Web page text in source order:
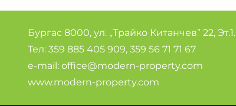
Бургас 8000, ул. „Трайко Китанчев” 22, Эт.1.
Тел: 359 885 405 909, 359 56 71 71 67
e-mail: office@modern-property.com
www.modern-property.com